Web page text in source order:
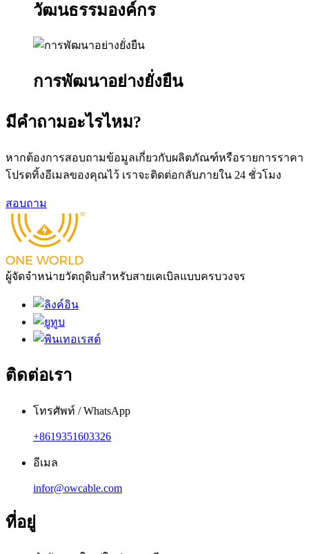
วัฒนธรรมองค์กร
การพัฒนาอย่างยั่งยืน
มีคำถามอะไรไหม?
หากต้องการสอบถามข้อมูลเกี่ยวกับผลิตภัณฑ์หรือรายการราคา
โปรดทิ้งอีเมลของคุณไว้ เราจะติดต่อกลับภายใน 24 ชั่วโมง
สอบถาม
ผู้จัดจำหน่ายวัตถุดิบสำหรับสายเคเบิลแบบครบวงจร
ติดต่อเรา
โทรศัพท์ / WhatsApp
+8619351603326
อีเมล
infor@owcable.com
ที่อยู่